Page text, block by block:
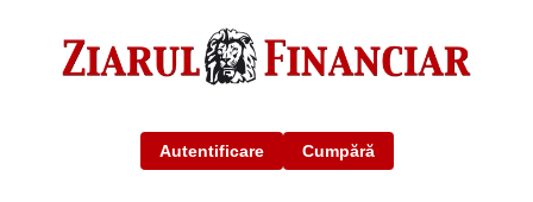
Autentificare Cumpără